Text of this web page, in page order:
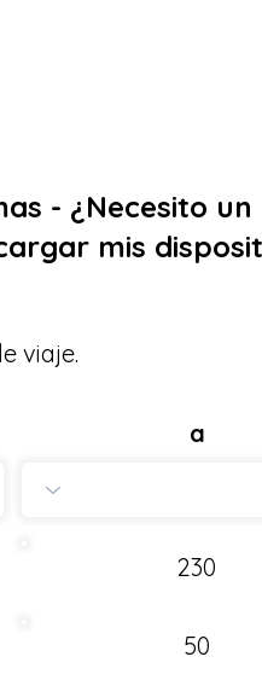
- ¿Necesito un
mis
viaje.
a
230
50